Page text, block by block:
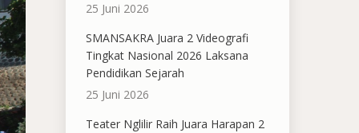
25 Juni 2026
SMANSAKRA Juara 2 Videografi
Tingkat Nasional 2026 Laksana
Pendidikan Sejarah
25 Juni 2026
Teater Nglilir Raih Juara Harapan 2